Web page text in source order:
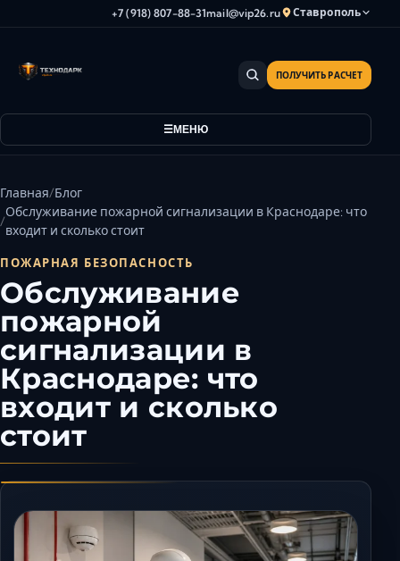
+7 (918) 807-88-31mail@vip26.ru Ставрополь
Анапа
Волгодонск
Майкоп
Махачкала
МЕНЮ
ПОЛУЧИТЬ РАСЧЕТ
Главная Блог
Обслуживание пожарной сигнализации в Краснодаре: что
входит и сколько стоит
ПОЖАРНАЯ БЕЗОПАСНОСТЬ
Обслуживание
пожарной
сигнализации в
Краснодаре: что
входит и сколько
стоит